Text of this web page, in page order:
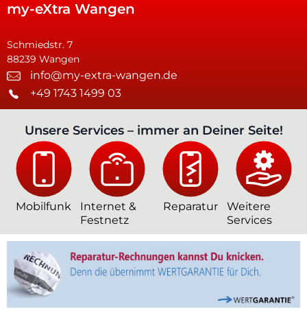
my-eXtra Wangen
Schmiedstr. 7
88239 Wangen
info@my-extra-wangen.de
+49 1743 1499 03
Unsere Services – immer an Deiner Seite!
Mobilfunk
Internet &
Festnetz
Reparatur
Weitere
Services